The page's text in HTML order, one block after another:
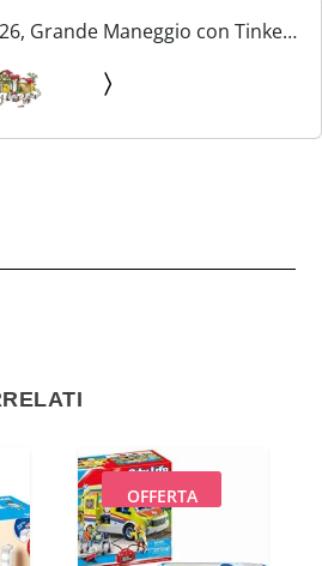
Grande Maneggio con Tinker,
5 Anni
OFFERTA